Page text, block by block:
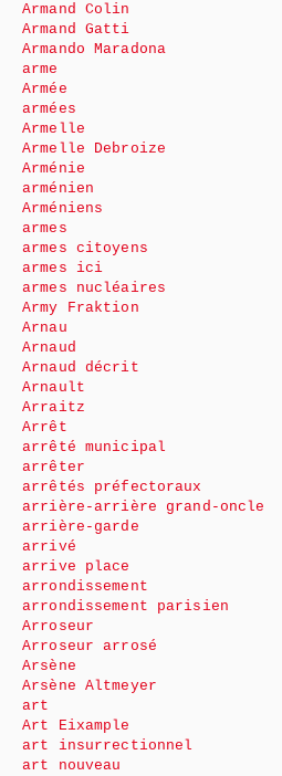
Armand Colin
Armand Gatti
Armando Maradona
arme
Armée
armées
Armelle
Armelle Debroize
Arménie
arménien
Arméniens
armes
armes citoyens
armes ici
armes nucléaires
Army Fraktion
Arnau
Arnaud
Arnaud décrit
Arnault
Arraitz
Arrêt
arrêté municipal
arrêter
arrêtés préfectoraux
arrière-arrière grand-oncle
arrière-garde
arrivé
arrive place
arrondissement
arrondissement parisien
Arroseur
Arroseur arrosé
Arsène
Arsène Altmeyer
art
Art Eixample
art insurrectionnel
art nouveau